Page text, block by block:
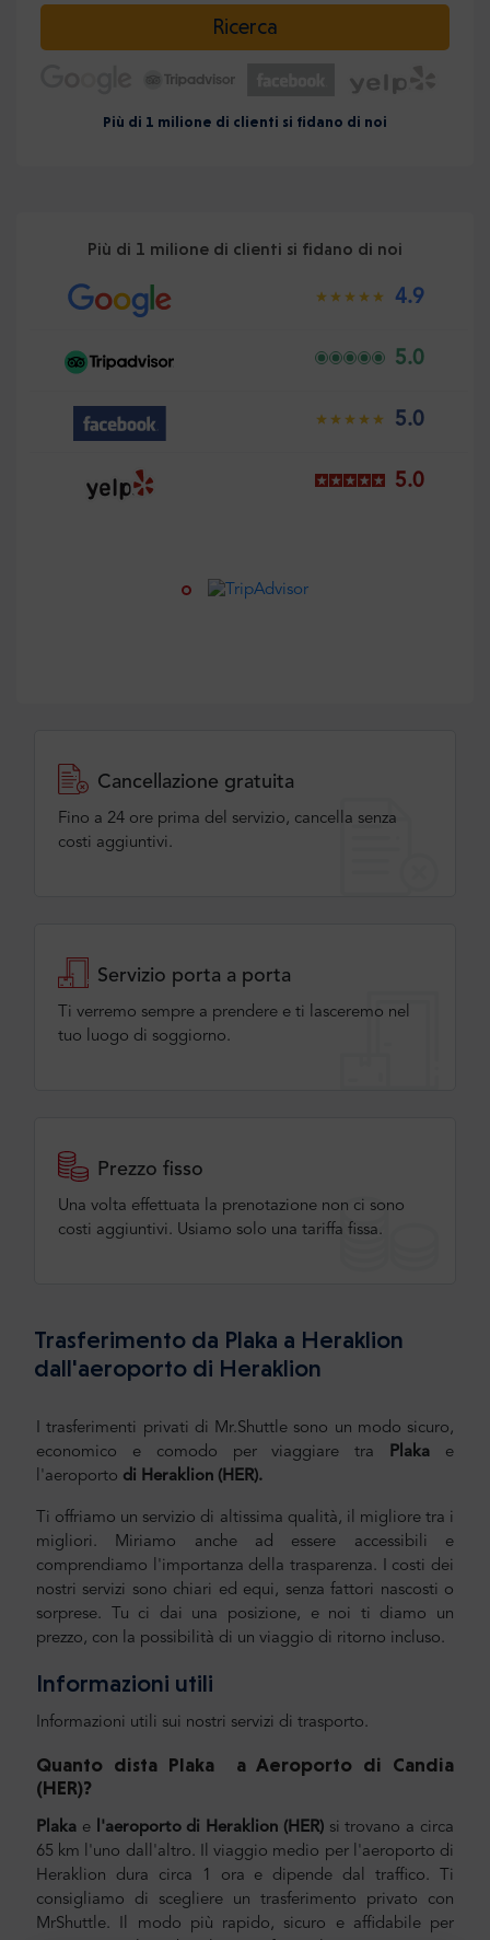
Ricerca
Più di 1 milione di clienti si fidano di noi
Più di 1 milione di clienti si fidano di noi
4.9
5.0
5.0
5.0
Cancellazione gratuita
Fino a 24 ore prima del servizio, cancella senza
costi aggiuntivi.
Servizio porta a porta
Ti verremo sempre a prendere e ti lasceremo nel
tuo luogo di soggiorno.
Prezzo fisso
Una volta effettuata la prenotazione non ci sono
costi aggiuntivi. Usiamo solo una tariffa fissa.
Trasferimento da Plaka a Heraklion
dall'aeroporto di Heraklion
I trasferimenti privati di Mr.Shuttle sono un modo sicuro,
economico e comodo per viaggiare tra Plaka e
l'aeroporto di Heraklion (HER).
Ti offriamo un servizio di altissima qualità, il migliore tra i
migliori. Miriamo anche ad essere accessibili e
comprendiamo l'importanza della trasparenza. I costi dei
nostri servizi sono chiari ed equi, senza fattori nascosti o
sorprese. Tu ci dai una posizione, e noi ti diamo un
prezzo, con la possibilità di un viaggio di ritorno incluso.
Informazioni utili
Informazioni utili sui nostri servizi di trasporto.
Quanto dista Plaka a Aeroporto di Candia
(HER)?
Plaka e l'aeroporto di Heraklion (HER)si trovano a circa
65 km l'uno dall'altro. Il viaggio medio per l'aeroporto di
Heraklion dura circa 1 ora e dipende dal traffico. Ti
consigliamo di scegliere un trasferimento privato con
MrShuttle. Il modo più rapido, sicuro e affidabile per